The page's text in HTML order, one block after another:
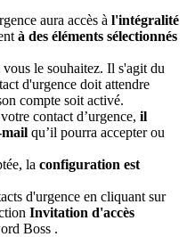
aura accès à l'intégralité
à des éléments sélectionnés
vous le souhaitez. Il s'agit du
d'urgence doit attendre
compte soit activé.
votre contact d’urgence, il
mail qu’il pourra accepter ou
ée, la configuration est
d'urgence en cliquant sur
Invitation d'accès
Boss .